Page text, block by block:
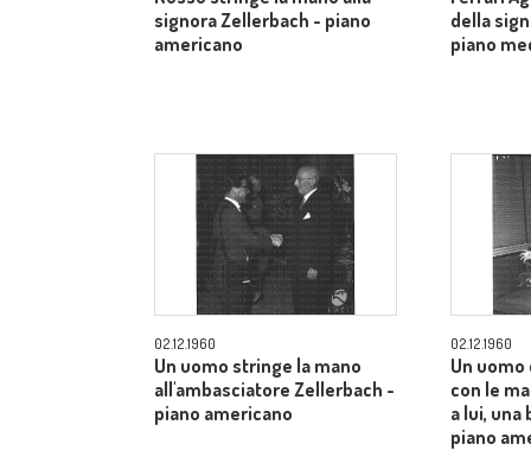
signora Zellerbach - piano
americano
della
piano
02.12.1960
Un uomo stringe la mano
all'ambasciatore Zellerbach -
piano americano
02.12.1960
Un
con le
a lui, una
piano